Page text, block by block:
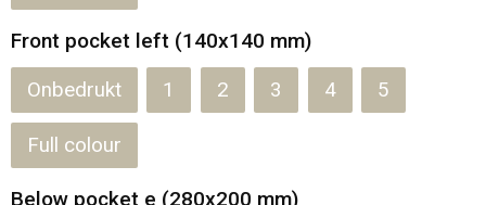
Front pocket left (140x140 mm)
Onbedrukt 1 2 3 4 5
Full colour
Below pocket e (280x200 mm)